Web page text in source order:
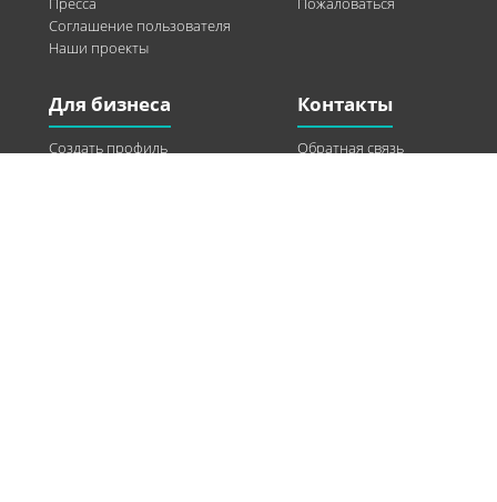
Соглашение пользователя
Наши проекты
Для бизнеса
Создать профиль
Контакты
Обратная связь